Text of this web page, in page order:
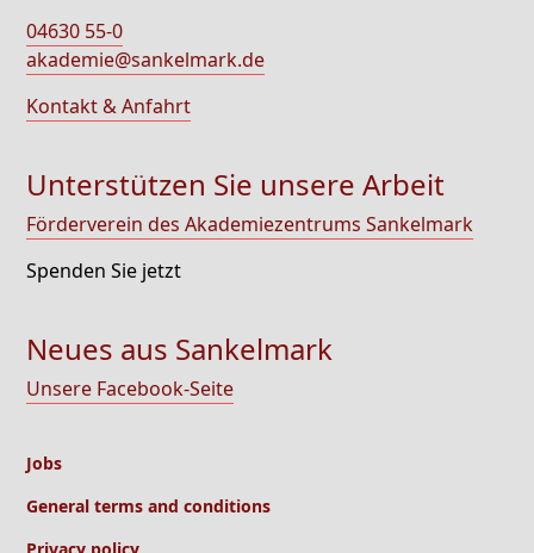
04630 55-0
akademie@sankelmark.de
Kontakt & Anfahrt
Unterstützen Sie unsere Arbeit
Förderverein des Akademiezentrums Sankelmark
Spenden Sie jetzt
Neues aus Sankelmark
Unsere Facebook-Seite
Jobs
General terms and conditions